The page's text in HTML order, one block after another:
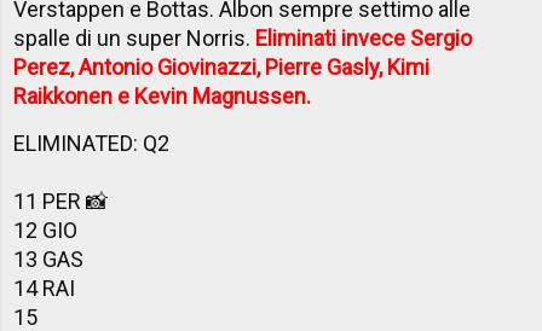
Verstappen e Bottas. Albon sempre settimo alle
spalle di un super Norris. Eliminati invece Sergio
Perez, Antonio Giovinazzi, Pierre Gasly, Kimi
Raikkonen e Kevin Magnussen.
ELIMINATED: Q2
11 PER 📸
12 GIO
13 GAS
14 RAI
15